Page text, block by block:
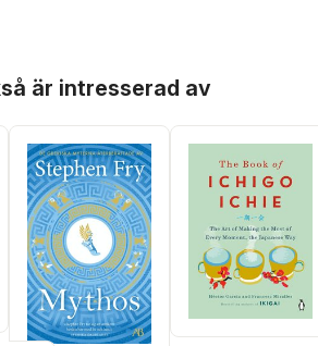
röster:
är intresserad av